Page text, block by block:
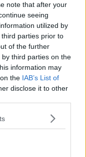
note that after your
seeing
utilized by
parties prior to
of the further
third parties on the
information may
the IAB’s List of
disclose it to other
l’oratorio e la
Sacco
parrocchiale, è
self service, dove
colpiti